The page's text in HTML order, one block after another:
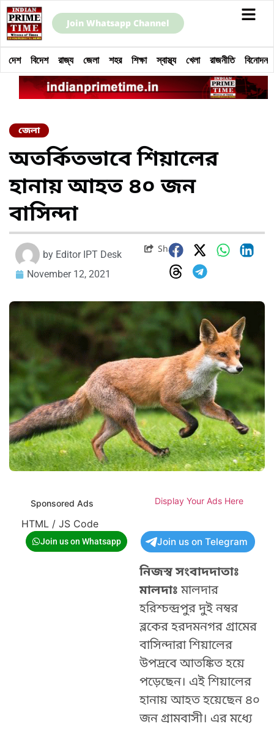
Join Whatsapp Channel
দেশ বিদেশ রাজ্য জেলা শহর শিক্ষা স্বাস্থ্য খেলা রাজনীতি বিনোদন
জেলা
অতর্কিতভাবে শিয়ালের
হানায় আহত ৪০ জন
বাসিন্দা
by Editor IPT Desk
November 12, 2021
Share
Sponsored Ads Display Your Ads Here
HTML / JS Code
Join us on Whatsapp Join us on Telegram
নিজস্ব সংবাদদাতাঃ
মালদাঃমালদার
হরিশ্চন্দ্রপুর দুই নম্বর
ব্লকের হরদমনগর গ্রামের
বাসিন্দারা শিয়ালের
উপদ্রবে আতঙ্কিত হয়ে
পড়েছেন। এই শিয়ালের
হানায় আহত হয়েছেন ৪০
জন গ্রামবাসী। এর মধ্যে